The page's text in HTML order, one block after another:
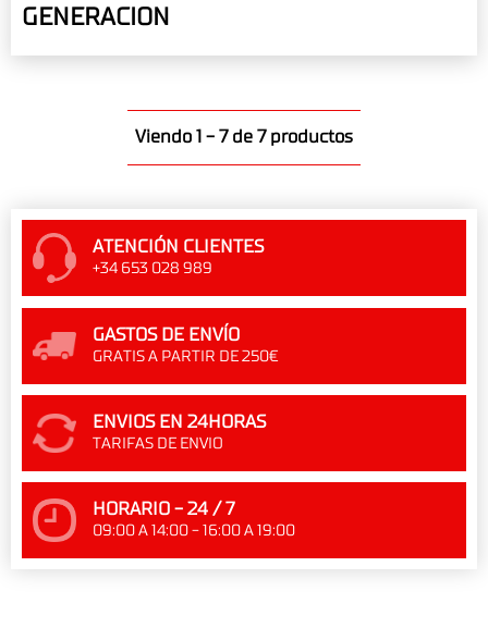
GENERACION
Viendo 1 - 7 de 7 productos
ATENCIÓN CLIENTES
+34 653 028 989
GASTOS DE ENVÍO
GRATIS A PARTIR DE 250€
ENVIOS EN 24HORAS
TARIFAS DE ENVIO
HORARIO - 24 / 7
09:00 A 14:00 - 16:00 A 19:00